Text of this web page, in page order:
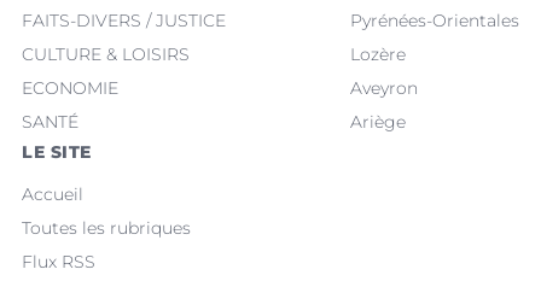
FAITS-DIVERS / JUSTICE
CULTURE & LOISIRS
ECONOMIE
SANTÉ
Pyrénées-Orientales
Lozère
Aveyron
Ariège
LE SITE
Accueil
Toutes les rubriques
Flux RSS